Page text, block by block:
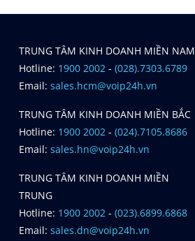
TRUNG TÂM KINH DOANH MIỀN NAM
Hotline: 1900 2002- (028).7303.6789
Email: sales.hcm@voip24h.vn
TRUNG TÂM KINH DOANH MIỀN BẮC
Hotline: 1900 2002- (024).7105.8686
Email: sales.hn@voip24h.vn
TRUNG TÂM KINH DOANH MIỀN
TRUNG
Hotline: 1900 2002- (023).6899.6868
Email: sales.dn@voip24h.vn